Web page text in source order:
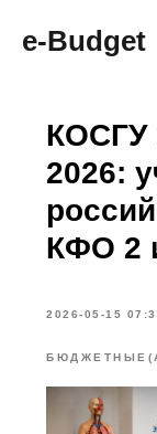
e-Budget
КОСГУ
2026:
КФО 2
2026-05-15